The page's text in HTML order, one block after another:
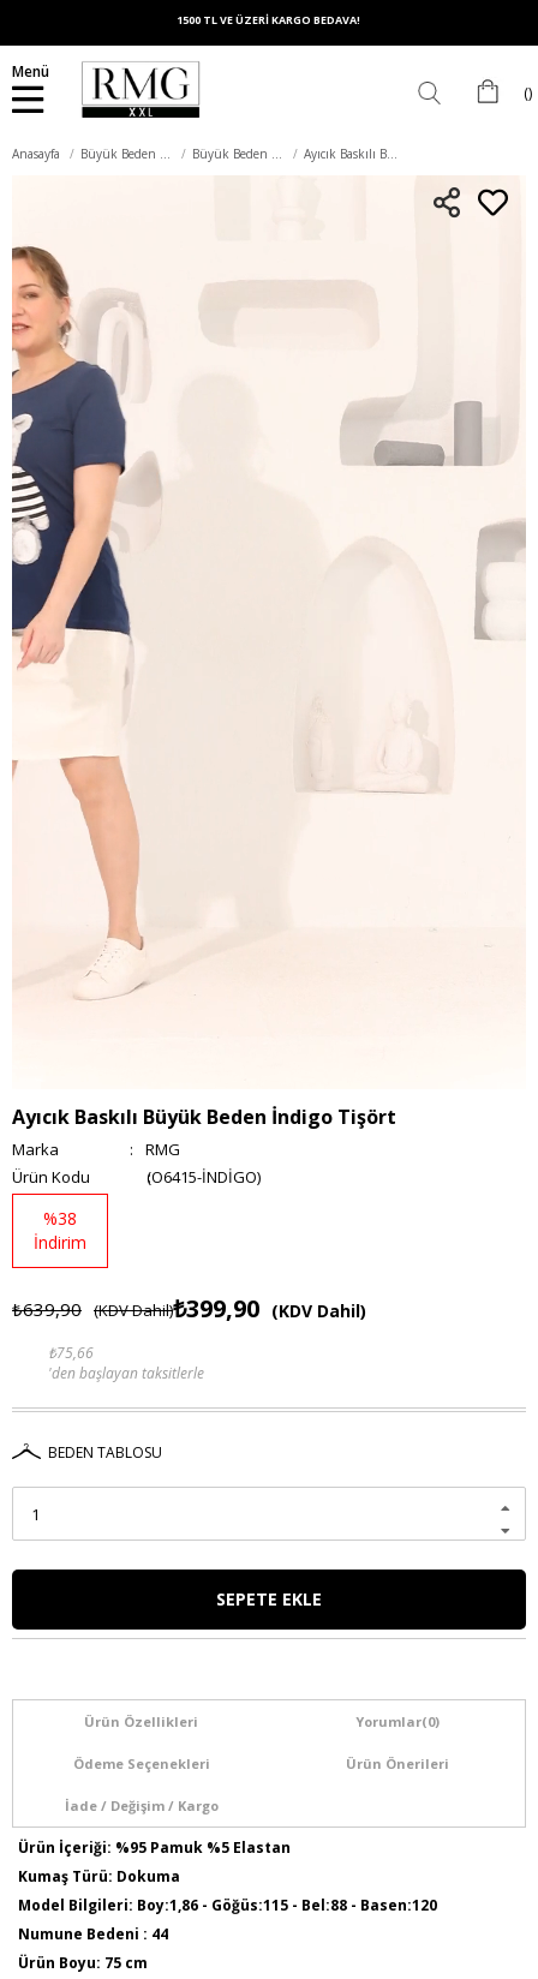
1500 TL VE ÜZERİ KARGO BEDAVA!
Menü
Anasayfa Büyük Beden Üst Giyim Büyük Beden Tişört Ayıcık Baskılı Büyük Beden İndigo Tişört
Ayıcık Baskılı Büyük Beden İndigo Tişört
Marka :
RMG
(O6415-İNDİGO)
%38
İndirim
₺639,90 (KDV Dahil)₺399,90 (KDV Dahil)
₺75,66
'den başlayan taksitlerle
BEDEN TABLOSU
Ürün Özellikleri Yorumlar(0)
Ödeme Seçenekleri Ürün Önerileri
İade / Değişim / Kargo
Ürün İçeriği: %95 Pamuk %5 Elastan
Kumaş Türü: Dokuma
Model Bilgileri: Boy:1,86 - Göğüs:115 - Bel:88 - Basen:120
Numune Bedeni : 44
Ürün Boyu: 75 cm